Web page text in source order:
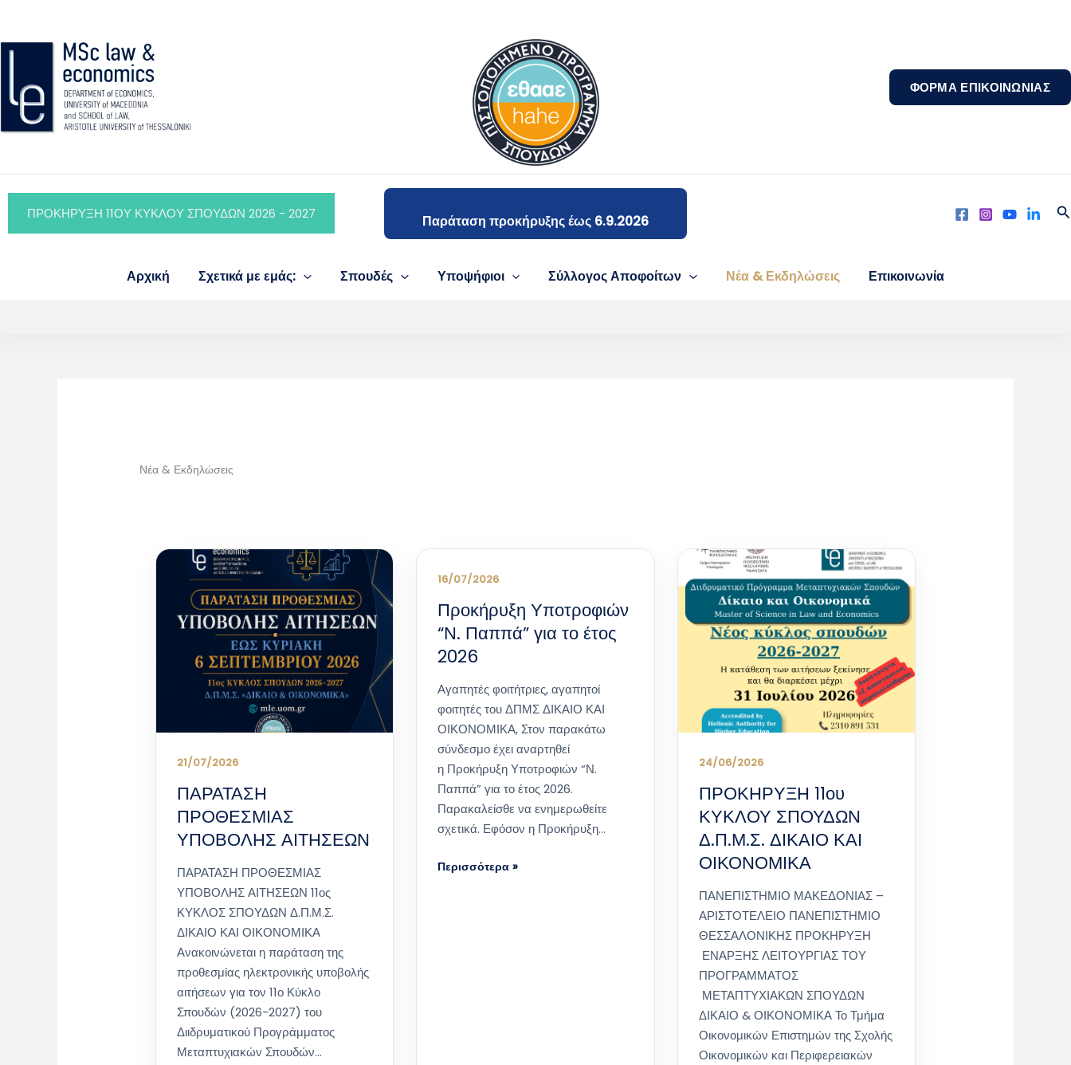
content
ΦΟΡΜΑ ΕΠΙΚΟΙΝΩΝΙΑΣ
ΠΡΟΚΗΡΥΞΗ 11ΟΥ ΚΥΚΛΟΥ ΣΠΟΥΔΩΝ 2026 - 2027 Παράταση προκήρυξης έως 6.9.2026
Αρχική Σχετικά με εμάς: Σπουδές Υποψήφιοι Σύλλογος Αποφοίτων Νέα & Εκδηλώσεις Επικοινωνία
Νέα & Εκδηλώσεις
21/07/2026
ΠΑΡΑΤΑΣΗ
ΠΡΟΘΕΣΜΙΑΣ
ΥΠΟΒΟΛΗΣ ΑΙΤΗΣΕΩΝ
ΠΑΡΑΤΑΣΗ ΠΡΟΘΕΣΜΙΑΣ
ΥΠΟΒΟΛΗΣ ΑΙΤΗΣΕΩΝ 11ος
ΚΥΚΛΟΣ ΣΠΟΥΔΩΝ Δ.Π.Μ.Σ.
ΔΙΚΑΙΟ ΚΑΙ ΟΙΚΟΝΟΜΙΚΑ
Ανακοινώνεται η παράταση της
προθεσμίας ηλεκτρονικής υποβολής
αιτήσεων για τον 11ο Κύκλο
Σπουδών (2026-2027) του
Διιδρυματικού Προγράμματος
Μεταπτυχιακών Σπουδών…
16/07/2026
Προκήρυξη Υποτροφιών
“Ν. Παππά” για το έτος
2026
Αγαπητές φοιτήτριες, αγαπητοί
φοιτητές του ΔΠΜΣ ΔΙΚΑΙΟ ΚΑΙ
ΟΙΚΟΝΟΜΙΚΑ, Στον παρακάτω
σύνδεσμο έχει αναρτηθεί
η Προκήρυξη Υποτροφιών “Ν.
Παππά” για το έτος 2026.
Παρακαλείσθε να ενημερωθείτε
σχετικά. Εφόσον η Προκήρυξη…
Περισσότερα »
24/06/2026
ΠΡΟΚΗΡΥΞΗ 11ου
ΚΥΚΛΟΥ ΣΠΟΥΔΩΝ
Δ.Π.Μ.Σ. ΔΙΚΑΙΟ ΚΑΙ
ΟΙΚΟΝΟΜΙΚΑ
ΠΑΝΕΠΙΣΤΗΜΙΟ ΜΑΚΕΔΟΝΙΑΣ –
ΑΡΙΣΤΟΤΕΛΕΙΟ ΠΑΝΕΠΙΣΤΗΜΙΟ
ΘΕΣΣΑΛΟΝΙΚΗΣ ΠΡΟΚΗΡΥΞΗ
ΕΝΑΡΞΗΣ ΛΕΙΤΟΥΡΓΙΑΣ ΤΟΥ
ΠΡΟΓΡΑΜΜΑΤΟΣ
ΜΕΤΑΠΤΥΧΙΑΚΩΝ ΣΠΟΥΔΩΝ
ΔΙΚΑΙΟ & ΟΙΚΟΝΟΜΙΚΑ Το Τμήμα
Οικονομικών Επιστημών της Σχολής
Οικονομικών και Περιφερειακών